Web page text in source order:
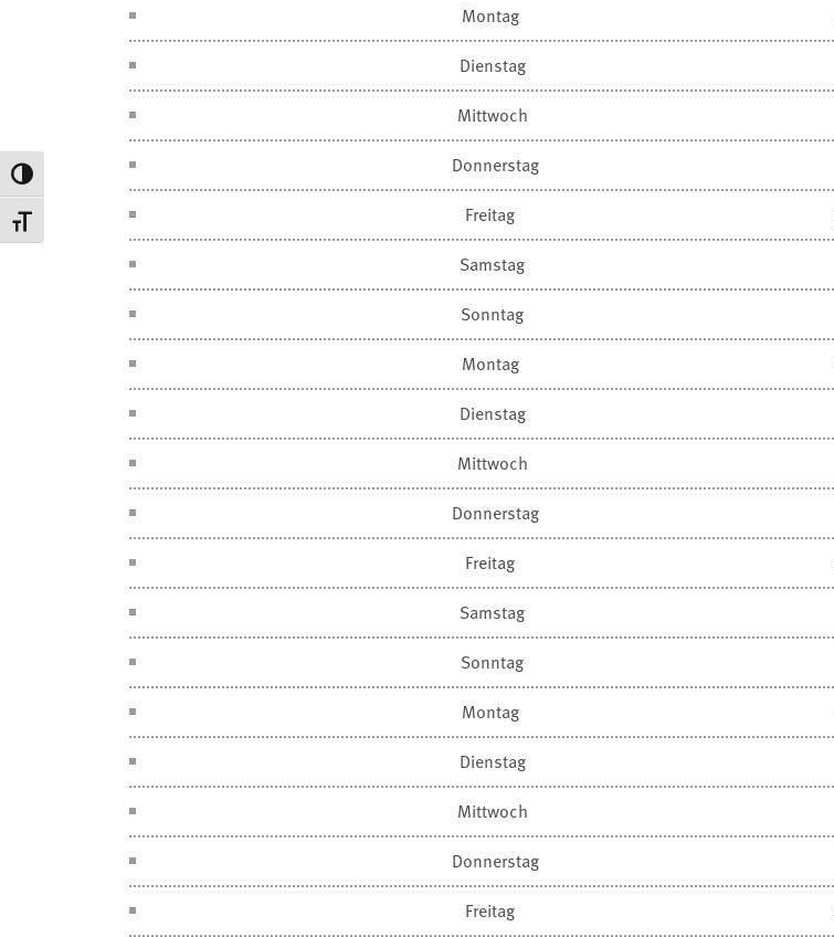
Umschalten auf hohe Kontraste
Schrift vergrößern
Montag
Dienstag
Mittwoch
Donnerstag
Freitag
Samstag
Sonntag
Montag
Dienstag
Mittwoch
Donnerstag
Freitag
Samstag
Sonntag
Montag
Dienstag
Mittwoch
Donnerstag
Freitag